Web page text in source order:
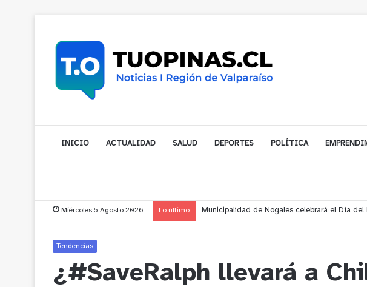
INICIO ACTUALIDAD SALUD DEPORTES POLÍTICA
Miércoles 5 Agosto 2026 Lo último Cerro Mauco: Bomberos rescata a dos
Tendencias
¿#SaveRalph llevará a